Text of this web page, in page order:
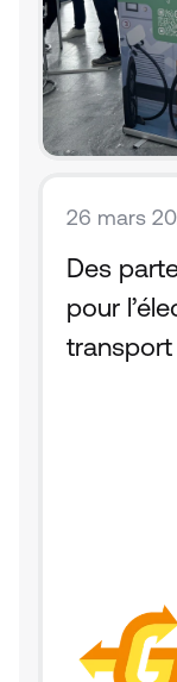
26 mars
Des
pour
transport